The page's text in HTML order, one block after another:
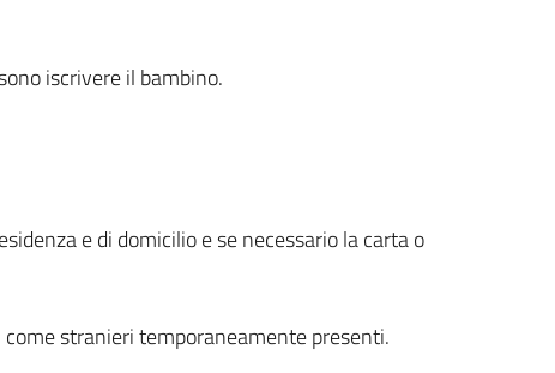
iscrivere il bambino.
e di domicilio e se necessario la carta o
stranieri temporaneamente presenti.